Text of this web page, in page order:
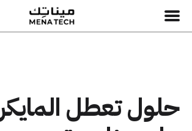
حلول تعطل